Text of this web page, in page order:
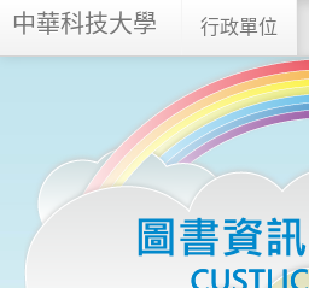
中華科技大學 行政單位